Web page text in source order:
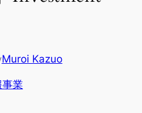
Muroi Kazuo
業